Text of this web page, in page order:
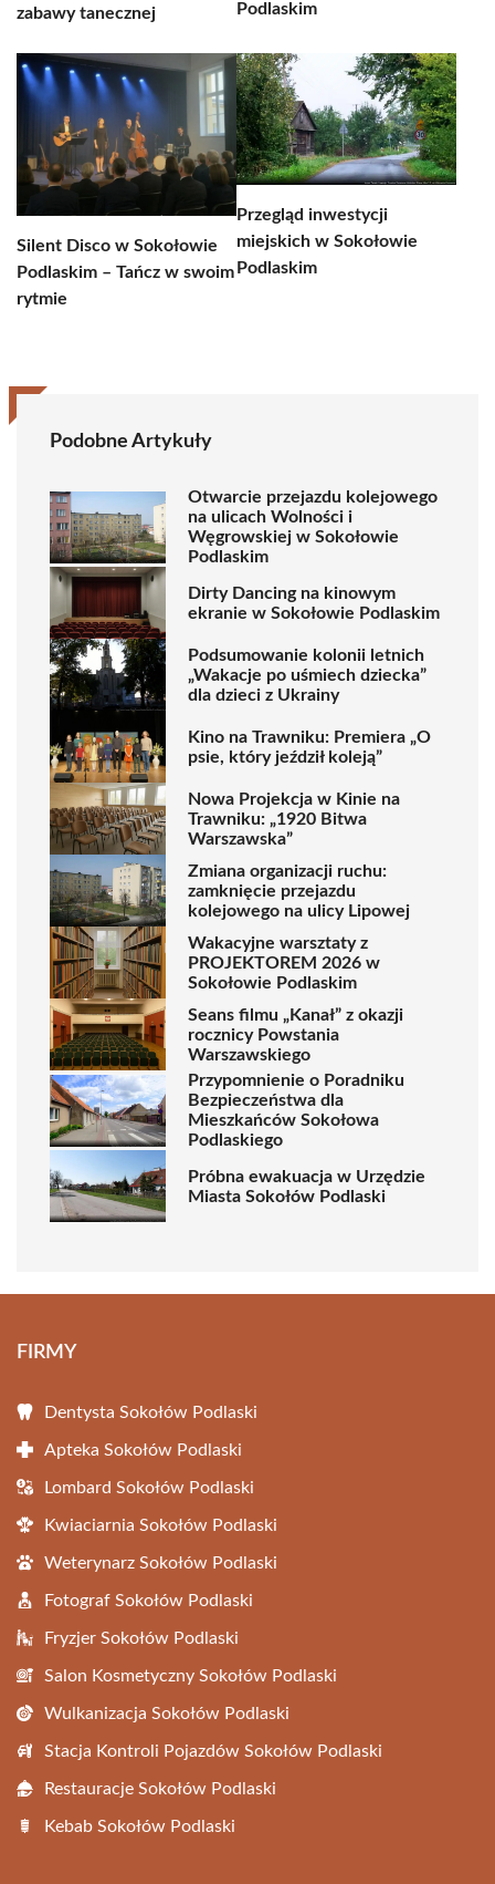
zabawy tanecznej Podlaskim
Silent Disco w Sokołowie
Podlaskim – Tańcz w swoim
rytmie
Przegląd inwestycji
miejskich w Sokołowie
Podlaskim
Podobne Artykuły
Otwarcie przejazdu kolejowego
na ulicach Wolności i
Węgrowskiej w Sokołowie
Podlaskim
Dirty Dancing na kinowym
ekranie w Sokołowie Podlaskim
Podsumowanie kolonii letnich
„Wakacje po uśmiech dziecka”
dla dzieci z Ukrainy
Kino na Trawniku: Premiera „O
psie, który jeździł koleją”
Nowa Projekcja w Kinie na
Trawniku: „1920 Bitwa
Warszawska”
Zmiana organizacji ruchu:
zamknięcie przejazdu
kolejowego na ulicy Lipowej
Wakacyjne warsztaty z
PROJEKTOREM 2026 w
Sokołowie Podlaskim
Seans filmu „Kanał” z okazji
rocznicy Powstania
Warszawskiego
Przypomnienie o Poradniku
Bezpieczeństwa dla
Mieszkańców Sokołowa
Podlaskiego
Próbna ewakuacja w Urzędzie
Miasta Sokołów Podlaski
FIRMY
Dentysta Sokołów Podlaski
Apteka Sokołów Podlaski
Lombard Sokołów Podlaski
Kwiaciarnia Sokołów Podlaski
Weterynarz Sokołów Podlaski
Fotograf Sokołów Podlaski
Fryzjer Sokołów Podlaski
Salon Kosmetyczny Sokołów Podlaski
Wulkanizacja Sokołów Podlaski
Stacja Kontroli Pojazdów Sokołów Podlaski
Restauracje Sokołów Podlaski
Kebab Sokołów Podlaski